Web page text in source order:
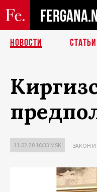
НОВОСТИ СТАТЬИ
11.02.20 16:33 MSK ЗАКОН